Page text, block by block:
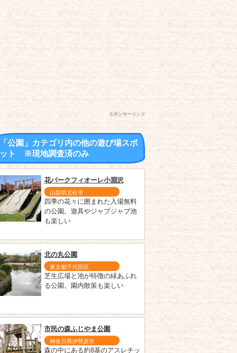
スポンサーリンク
「公園」カテゴリ内の他の遊び場スポ
ット ※現地調査済のみ
花パークフィオーレ小淵沢
山梨県北杜市
四季の花々に囲まれた入場無料
の公園。遊具やジャブジャブ池
も楽しい
北の丸公園
東京都千代田区
芝生広場と池が特徴の緑あふれ
る公園。園内散策も楽しい
市民の森ふじやま公園
神奈川県伊勢原市
森の中にある約8基のアスレチッ